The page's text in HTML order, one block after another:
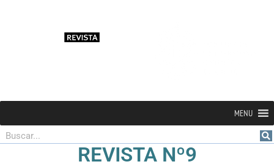
MENU
Buscar
REVISTA Nº9